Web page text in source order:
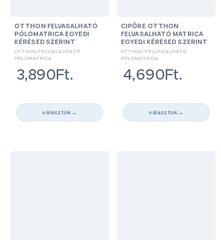
OTTHON FELVASALHATÓ
PÓLÓMATRICA EGYEDI
KÉRÉSED SZERINT
OTTHON FELVASALHATÓ
PÓLÓMATRICA
3,890Ft.
választok →
CIPŐRE OTTHON
FELVASALHATÓ MATRICA
EGYEDI KÉRÉSED SZERINT
OTTHON FELVASALHATÓ
PÓLÓMATRICA
4,690Ft.
választok →